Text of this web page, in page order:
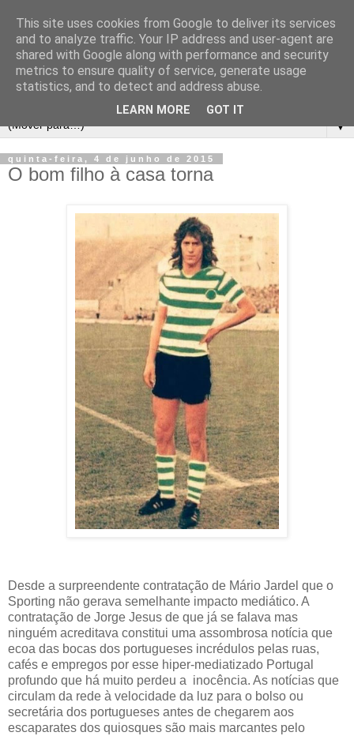
▼
quinta-feira, 4 de junho de 2015
O bom filho à casa torna
Desde a surpreendente contratação de Mário Jardel que o
Sporting não gerava semelhante impacto mediático. A
contratação de Jorge Jesus de que já se falava mas
ninguém acreditava constitui uma assombrosa notícia que
ecoa das bocas dos portugueses incrédulos pelas ruas,
cafés e empregos por esse hiper-mediatizado Portugal
profundo que há muito perdeu a inocência. As notícias que
circulam da rede à velocidade da luz para o bolso ou
secretária dos portugueses antes de chegarem aos
escaparates dos quiosques são mais marcantes pelo
This site uses cookies from Google to deliver its services
and to analyze traffic. Your IP address and user-agent are
shared with Google along with performance and security
metrics to ensure quality of service, generate usage
statistics, and to detect and address abuse.
LEARN MORE GOT IT